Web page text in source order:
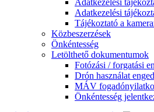
Adatkezelési
Adatkezelési
Tájékoztató a
Közbeszerzések
Önkéntesség
Letölthető dokumentumok
Fotózási / forgatási
Drón használat
MÁV
Önkéntesség